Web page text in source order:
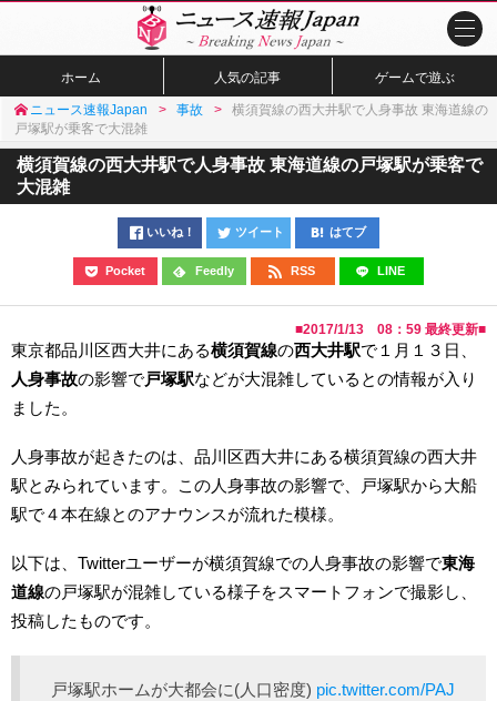
ホーム 人気の記事 ゲームで遊ぶ
ニュース速報Japan 事故
横須賀線の西大井駅で人身事故 東海道線の
戸塚駅が乗客で大混雑
横須賀線の西大井駅で人身事故 東海道線の戸塚駅が乗客で
大混雑
いいね！ ツイート はてブ
Pocket Feedly RSS LINE
■2017/1/13 08：59 最終更新■
東京都品川区西大井にある横須賀線の西大井駅で１月１３日、
人身事故の影響で戸塚駅などが大混雑しているとの情報が入り
ました。
人身事故が起きたのは、品川区西大井にある横須賀線の西大井
駅とみられています。この人身事故の影響で、戸塚駅から大船
駅で４本在線とのアナウンスが流れた模様。
以下は、Twitterユーザーが横須賀線での人身事故の影響で東海
道線の戸塚駅が混雑している様子をスマートフォンで撮影し、
投稿したものです。
戸塚駅ホームが大都会に(人口密度) pic.twitter.com/PAJ